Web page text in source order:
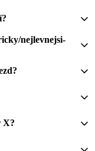
nejlevnejsi-
X?